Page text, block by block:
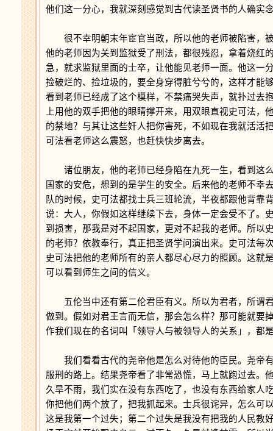
他们这一分心，我就深刻感觉到古代读圣贤书的人确实
很不幸明朝末年宦官当政，所以他的老师被陷害，
他的老师因为关到监狱受了刑法，都很残忍，拿着烧红
急，就求监狱里面的士卒，让他能见老师一面。他这一
捡破烂的、捡垃圾的，要全身穿得脏兮兮的，这样才能
看到老师已经成了这个模样，不禁痛哭失声，就扑过去
上用他的双手把他的眼睛撑开来，用双眼直视史可法
的禁地？与其让这些奸人把你害死，不如现在我就活活
可法看老师这么震怒，也赶快快步离去。
诸位朋友，他的老师已经身陷在九死一生，看到这
国家的安危，想到的是学生的安全。后来他的老师不幸
队的时候，史可法都找士兵三班轮流，半夜都跟他背靠
说：大人，你假如这样继续下去，身体一定会受不了。
到损害，那我是对不起国家，更对不起我的老师。所以
的老师？依教奉行，真正把圣贤学问演出来。史可法每
史可法把他的老师所有的亲人都尽心尽力的照顾。这就
可以看到师生之间的信义。
五伦当中还有第二伦君臣有义。所以为君者，所谓
做到。假如对君王言而无信，那会怎么样？那可能就要
作我们现在的名词叫「领导人与被领导人的关系」，都
我们看看古代的尧帝他是怎么对待他的臣民。尧帝
服刑的路上。结果尧帝看了非常恐慌，马上就跑过去。
久旱不雨，我们实在没有东西吃了，也没有东西给家人
你把他们两个放了，把我抓起来。士兵很诧异，怎么可
这是我第一个过失；第二个过失是我没有把我的人民教